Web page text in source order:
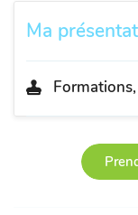
Ma